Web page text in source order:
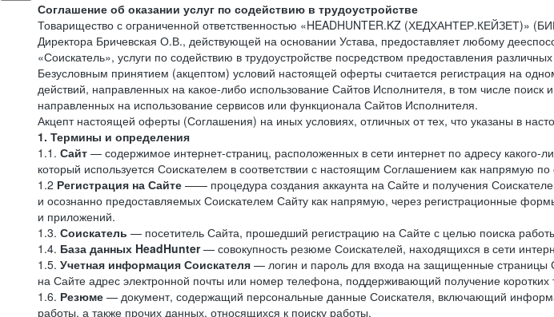
Соглашение об оказании услуг по содействию в трудоустройстве
Товарищество с ограниченной ответственностью «HEADHUNTER.KZ (ХЕДХАНТЕР.КЕЙЗЕТ)»
Директора Бричевская О.В., действующей на основании Устава, предоставляет любому
«Соискатель», услуги по содействию в трудоустройстве посредством предоставления
Безусловным принятием (акцептом) условий настоящей оферты считается регистрация на
действий, направленных на какое-либо использование Сайтов Исполнителя, в том числе
направленных на использование сервисов или функционала Сайтов Исполнителя.
Акцепт настоящей оферты (Соглашения) на иных условиях, отличных от тех, что указаны в
1. Термины и определения
1.1. Сайт — содержимое интернет-страниц, расположенных в сети интернет по адресу
который используется Соискателем в соответствии с настоящим Соглашением как напрямую
1.2 Регистрация на Сайте —— процедура создания аккаунта на Сайте и получения
и осознанно предоставляемых Соискателем Сайту как напрямую, через регистрационные
и приложений.
1.3. Соискатель — посетитель Сайта, прошедший регистрацию на Сайте с целью поиска
1.4. База данных HeadHunter— совокупность резюме Соискателей, находящихся в сети
1.5. Учетная информация Соискателя — логин и пароль для входа на защищенные страницы
на Сайте адрес электронной почты или номер телефона, поддерживающий получение коротких
1.6. Резюме — документ, содержащий персональные данные Соискателя, включающий
работы, а также прочих данных, относящихся к поиску работы.